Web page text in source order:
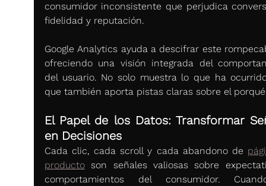
consumidor inconsistente que perjudica
fidelidad y reputación.
Google Analytics ayuda a descifrar este
ofreciendo una visión integrada del
del usuario. No solo muestra lo que ha
que también aporta pistas claras sobre el
El Papel de los Datos: Transformar
en Decisiones
Cada clic, cada scroll y cada abandono de
producto son señales valiosas sobre
comportamientos del consumidor.